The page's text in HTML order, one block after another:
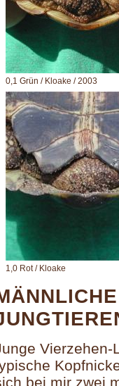
0,1 Grün / Kloake / 2003
1,0 Rot / Kloake
Vierzehen-
bei mir zwei